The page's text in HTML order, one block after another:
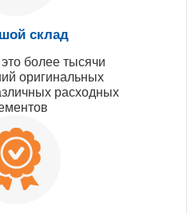
склад
более тысячи
оригинальных
расходных